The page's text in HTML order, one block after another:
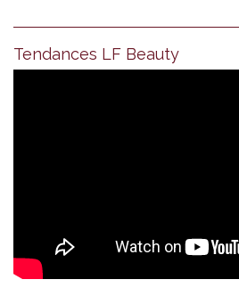
Tendances LF Beauty